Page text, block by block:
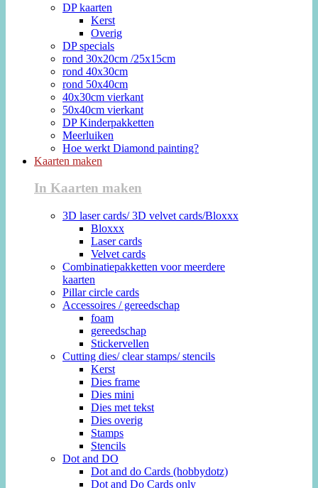
DP kaarten
Kerst
Overig
DP specials
rond 30x20cm /25x15cm
rond 40x30cm
rond 50x40cm
40x30cm vierkant
50x40cm vierkant
DP Kinderpakketten
Meerluiken
Hoe werkt Diamond painting?
Kaarten maken
In Kaarten maken
3D laser cards/ 3D velvet cards/Bloxxx
Bloxxx
Laser cards
Velvet cards
Combinatiepakketten voor meerdere
kaarten
Pillar circle cards
Accessoires / gereedschap
foam
gereedschap
Stickervellen
Cutting dies/ clear stamps/ stencils
Kerst
Dies frame
Dies mini
Dies met tekst
Dies overig
Stamps
Stencils
Dot and DO
Dot and do Cards (hobbydotz)
Dot and Do Cards only